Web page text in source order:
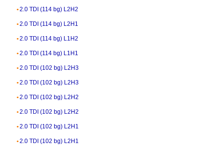
2.0 TDI (114 bg) L2H2
2.0 TDI (114 bg) L2H1
2.0 TDI (114 bg) L1H2
2.0 TDI (114 bg) L1H1
2.0 TDI (102 bg) L2H3
2.0 TDI (102 bg) L2H3
2.0 TDI (102 bg) L2H2
2.0 TDI (102 bg) L2H2
2.0 TDI (102 bg) L2H1
2.0 TDI (102 bg) L2H1